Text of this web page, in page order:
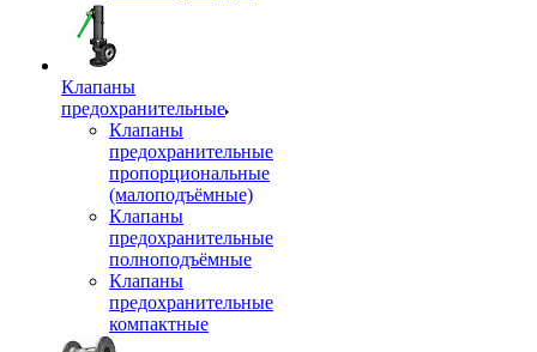
Клапаны
предохранительные
Клапаны
предохранительные
пропорциональные
(малоподъёмные)
Клапаны
предохранительные
полноподъёмные
Клапаны
предохранительные
компактные